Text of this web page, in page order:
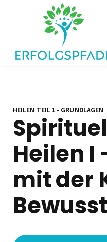
Deine
Dein
HEILEN TEIL 1 - GRUNDLAGEN
Heilen I
mit der